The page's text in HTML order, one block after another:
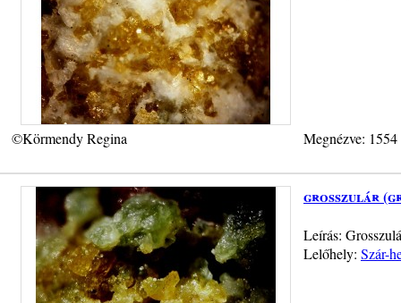
©Körmendy Regina Megnézve:
grosszulár
Leírás:
Lelőhely: Szár-